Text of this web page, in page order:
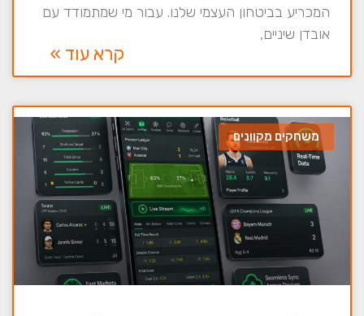
המכריע בביטחון העצמי שלנו. עבור מי שמתמודד עם
אובדן שיניים,
קרא עוד »
משחקים מקוונים